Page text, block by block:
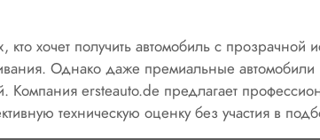
хочет получить автомобиль с прозрачной
Однако даже премиальные автомобили
Компания ersteauto.de предлагает
техническую оценку без участия в